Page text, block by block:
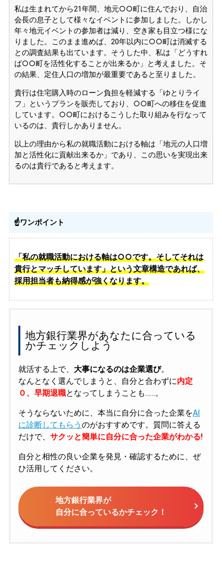
私は生まれてから21年間、地元○○町に住んでおり、自治
会長の息子として様々なイベントに参加しました。しかし
年々地元イベントの参加者は減り、空き家も目立つ様にな
りました。このまま進めば、20年以内に○○町は消滅する
との調査結果も出ています。そうした中、私は「どうすれ
ば○○町を活性化することが出来るか」と考えました。そ
の結果、定住人口の増加が最重要であると至りました。
貴行は住宅購入時のローン負担を軽減する「ゆとりライ
フ」というプランを販売しており、○○町への移住を促進
しています。○○町におけるこうした取り組みを行なって
いるのは、貴行しかありません。
以上の理由から私の就職活動における軸は「地元の人口増
加と活性化に貢献出来るか」であり、この思いを実現出来
るのは貴行であると考えます。
☝ワンポイント
「私の就職活動における軸は○○です。そしてそれは
貴行とマッチしています」という文章構造であれば、
採用担当者も納得感が強くなります。
地方銀行業界があなたに合っている
かチェックしよう
就活する上で、 大事になるのは企業選び。
なんとなく選んでしまうと、自分と合わずに内定
０、早期退職となってしまうことも……。
そうならないために、本当に自分に合った企業をAI
に診断してもらう のがおすすめです。質問に答える
だけで、 サクッと簡単に自分に合った企業がわかる!
自分と相性の良い企業を発見・確認するために、ぜ
ひ活用してください。
地方銀行業界が
自分に合っているかチェック！